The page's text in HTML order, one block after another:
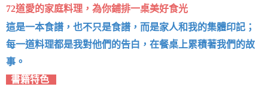
付款後7-11取貨
每筆NT$60，滿NT$799(含以上)免運費
宅配
每筆NT$70，滿NT$799(含以上)免運費
離島宅配
72道愛的家庭料理， 為你鋪排一桌美好食光
這是一本食譜，也不只是食譜，而是家人和我的集體印記；
每一道料理都是我對他們的告白，在餐桌上累積著我們的故
事。
書籍特色